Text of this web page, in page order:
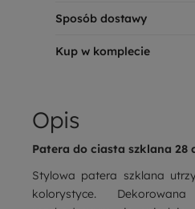
Sposób dostawy
Kup w komplecie
Opis
Patera do ciasta szklana 28
Stylowa patera szklana
kolorystyce.